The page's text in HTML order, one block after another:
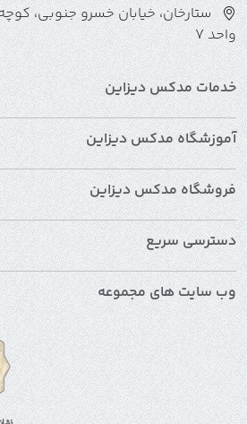
واحد 7
خدمات مدکس دیزاین
آموزشگاه مدکس دیزاین
فروشگاه مدکس دیزاین
دسترسی سریع
وب سایت های مجموعه